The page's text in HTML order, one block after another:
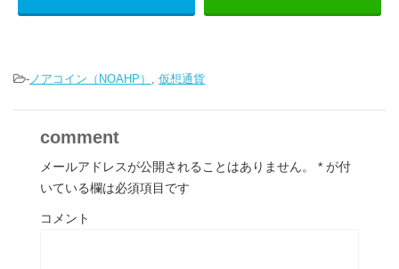
- ノアコイン（NOAHP） 仮想通貨
comment
メールアドレスが公開されることはありません。 * が付
いている欄は必須項目です
コメント